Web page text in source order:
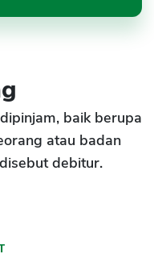
baik berupa
atau badan
debitur.